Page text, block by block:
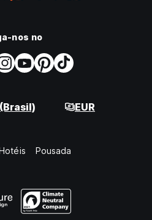
nos no
EUR
Pousada